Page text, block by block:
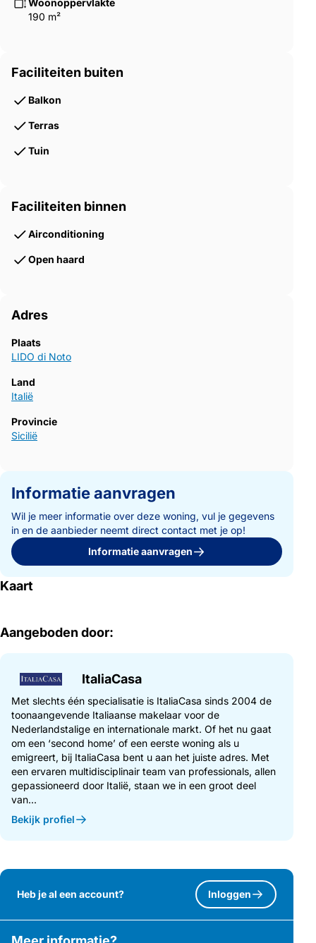
Woonoppervlakte
190 m²
Faciliteiten buiten
Balkon
Terras
Tuin
Faciliteiten binnen
Airconditioning
Open haard
Adres
Plaats
LIDO di Noto
Land
Italië
Provincie
Sicilië
Informatie aanvragen
Wil je meer informatie over deze woning, vul je gegevens
in en de aanbieder neemt direct contact met je op!
Informatie aanvragen
Kaart
Aangeboden door:
ItaliaCasa
Met slechts één specialisatie is ItaliaCasa sinds 2004 de
toonaangevende Italiaanse makelaar voor de
Nederlandstalige en internationale markt. Of het nu gaat
om een ‘second home’ of een eerste woning als u
emigreert, bij ItaliaCasa bent u aan het juiste adres. Met
een ervaren multidisciplinair team van professionals, allen
gepassioneerd door Italië, staan we in een groot deel
van...
Bekijk profiel
Heb je al een account? Inloggen